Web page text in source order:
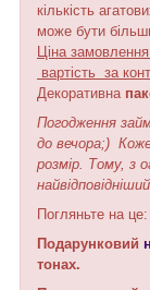
кількість
може бути
Ціна
вартість за
Декоративна
Погодження
до вечора;)
розмір. Тому, з
найвідповідніший.
Погляньте на це:
Подарунковий
тонах.